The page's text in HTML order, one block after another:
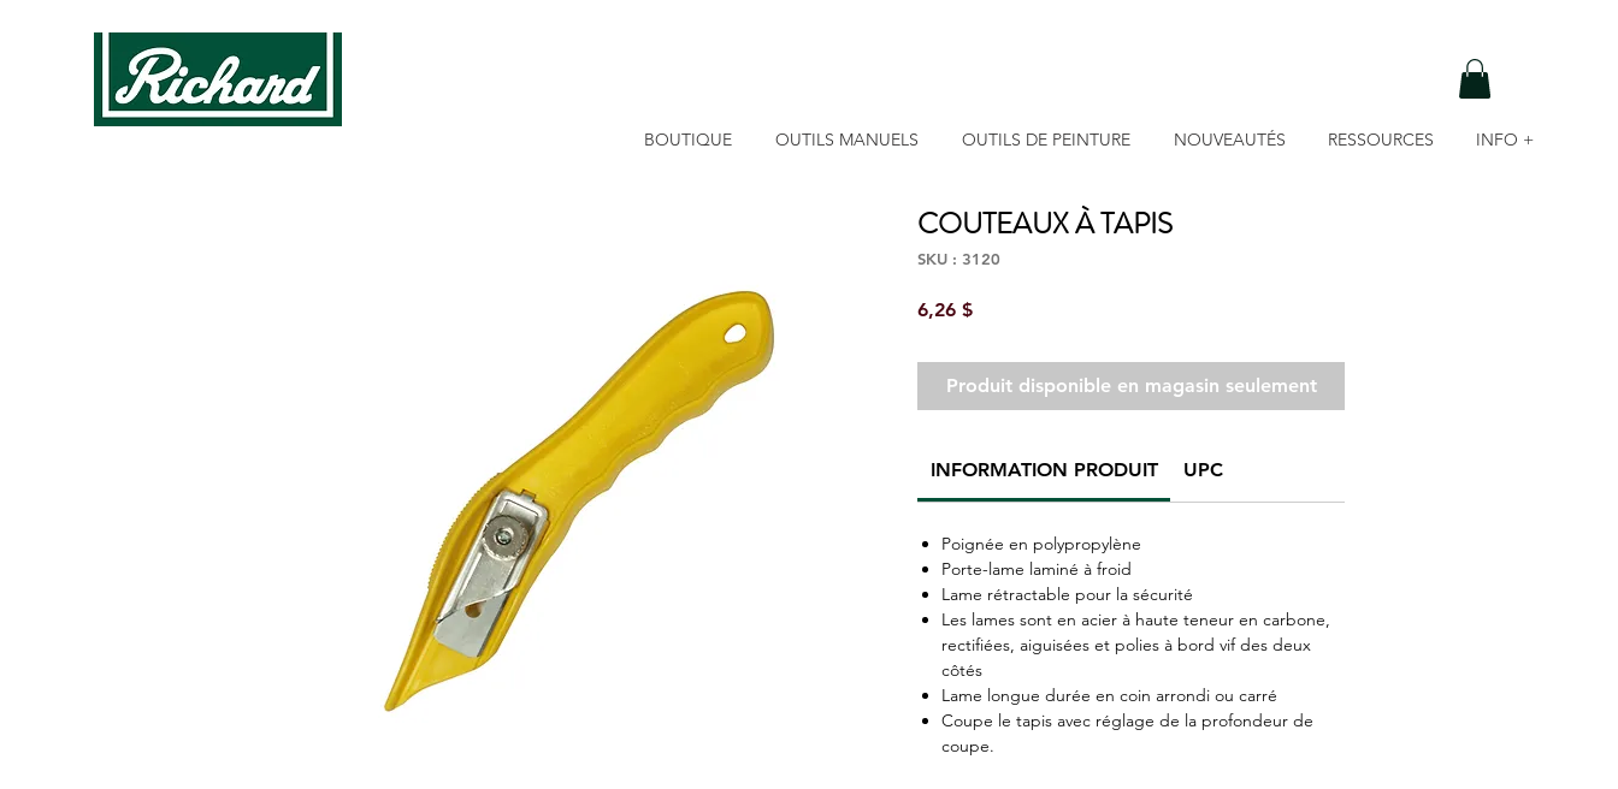
BOUTIQUE OUTILS MANUELS OUTILS DE PEINTURE NOUVEAUTÉS RESSOURCES INFO +
COUTEAUX À TAPIS
SKU : 3120
6,26 $Prix
Produit disponible en magasin seulement
INFORMATION PRODUIT UPC
Poignée en polypropylène
Porte-lame laminé à froid
Lame rétractable pour la sécurité
Les lames sont en acier à haute teneur en carbone,
rectifiées, aiguisées et polies à bord vif des deux
côtés
Lame longue durée en coin arrondi ou carré
Coupe le tapis avec réglage de la profondeur de
coupe.